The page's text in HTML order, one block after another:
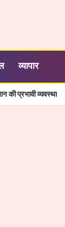
व्यापार
स्तरीय कार्यक्रम में